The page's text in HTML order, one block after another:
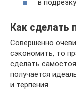
Как сделать
Совершенно
сэкономить, то
сделать
получается
и терпения.